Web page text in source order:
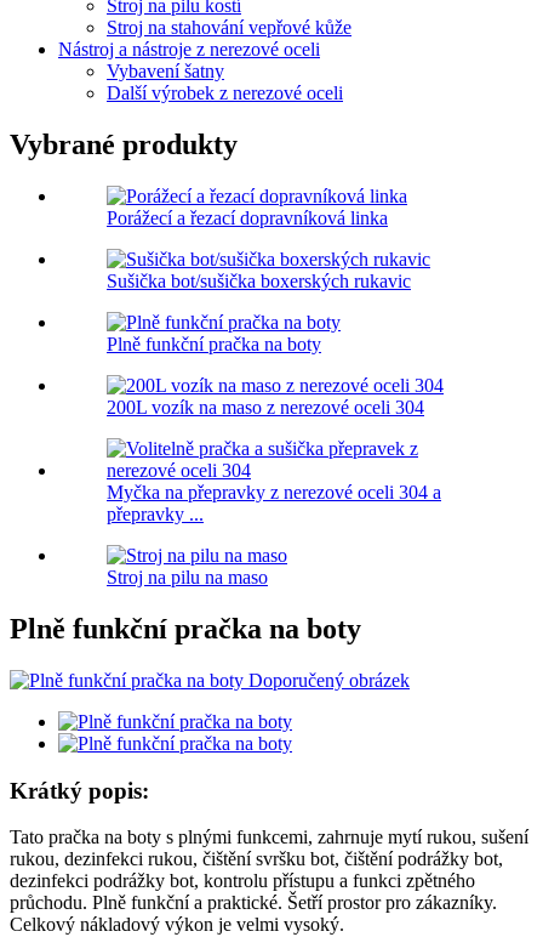
Stroj na pilu kostí
Stroj na stahování vepřové kůže
Nástroj a nástroje z nerezové oceli
Vybavení šatny
Další výrobek z nerezové oceli
Vybrané produkty
Porážecí a řezací dopravníková linka
Sušička bot/sušička boxerských rukavic
Plně funkční pračka na boty
200L vozík na maso z nerezové oceli 304
Myčka na přepravky z nerezové oceli 304 a
přepravky ...
Stroj na pilu na maso
Plně funkční pračka na boty
Krátký popis:
Tato pračka na boty s plnými funkcemi, zahrnuje mytí rukou, sušení
rukou, dezinfekci rukou, čištění svršku bot, čištění podrážky bot,
dezinfekci podrážky bot, kontrolu přístupu a funkci zpětného
průchodu. Plně funkční a praktické. Šetří prostor pro zákazníky.
Celkový nákladový výkon je velmi vysoký.